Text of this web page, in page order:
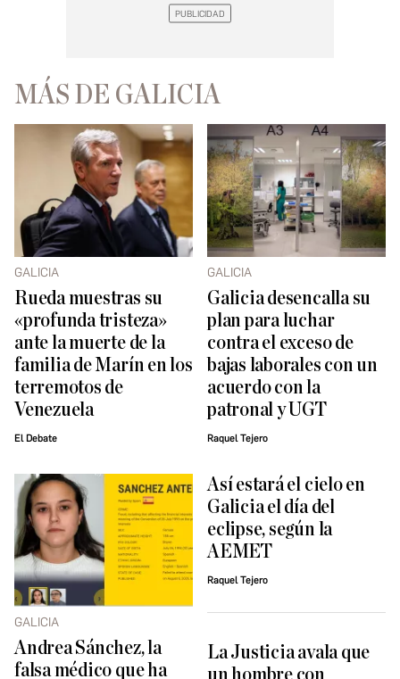
MÁS DE GALICIA
GALICIA
Rueda muestras su
«profunda tristeza»
ante la muerte de la
familia de Marín en los
terremotos de
Venezuela
El Debate
GALICIA
Galicia desencalla su
plan para luchar
contra el exceso de
bajas laborales con un
acuerdo con la
patronal y UGT
Raquel Tejero
GALICIA
Andrea Sánchez, la
falsa médico que ha
Así estará el cielo en
Galicia el día del
eclipse, según la
AEMET
Raquel Tejero
La Justicia avala que
un hombre con